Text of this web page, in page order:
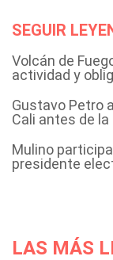
SEGUIR
Volcán de
actividad y
Gustavo Petro
Cali antes de
Mulino
presidente
LAS MÁS